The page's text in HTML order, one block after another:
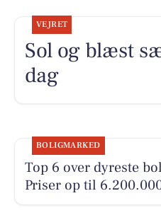
VEJRET
Sol og blæst
dag
BOLIGMARKED
Top 6 over dyreste
Priser op til